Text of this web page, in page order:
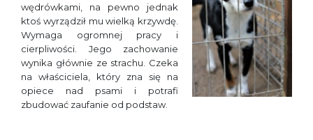
wędrówkami, na pewno jednak
ktoś wyrządził mu wielką krzywdę.
Wymaga ogromnej pracy i
cierpliwości. Jego zachowanie
wynika głównie ze strachu. Czeka
na właściciela, który zna się na
opiece nad psami i potrafi
zbudować zaufanie od podstaw.